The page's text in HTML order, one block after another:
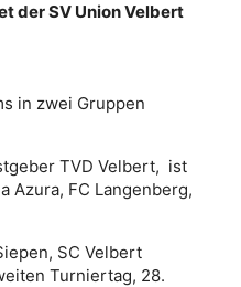
der SV Union Velbert
in zwei Gruppen
TVD Velbert, ist
Azura, FC Langenberg,
SC Velbert
Turniertag, 28.